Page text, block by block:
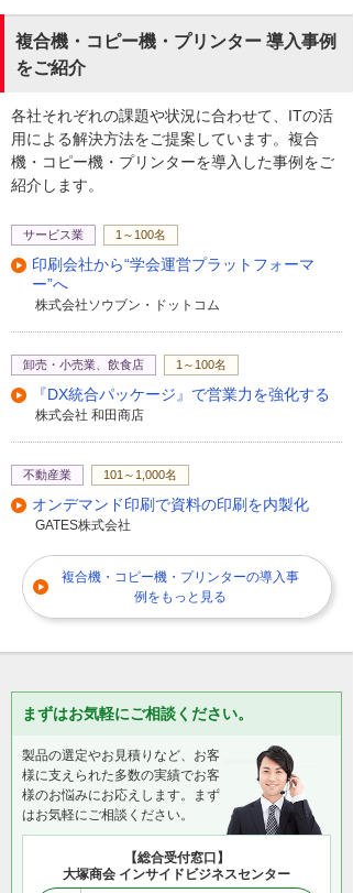
複合機・コピー機・プリンター 導入事例
をご紹介
各社それぞれの課題や状況に合わせて、ITの活
用による解決方法をご提案しています。複合
機・コピー機・プリンターを導入した事例をご
紹介します。
サービス業 1～100名
印刷会社から“学会運営プラットフォーマ
ー”へ
株式会社ソウブン・ドットコム
卸売・小売業、飲食店 1～100名
『DX統合パッケージ』で営業力を強化する
株式会社 和田商店
不動産業 101～1,000名
オンデマンド印刷で資料の印刷を内製化
GATES株式会社
複合機・コピー機・プリンターの導入事
例をもっと見る
まずはお気軽にご相談ください。
製品の選定やお見積りなど、お客
様に支えられた多数の実績でお客
様のお悩みにお応えします。まず
はお気軽にご相談ください。
【総合受付窓口】
大塚商会 インサイドビジネスセンター